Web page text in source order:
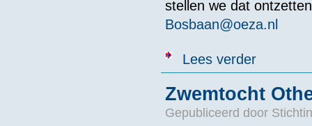
stellen we dat
Bosbaan@oeza.nl
Lees verderover
Zwemtocht
Gepubliceerd door